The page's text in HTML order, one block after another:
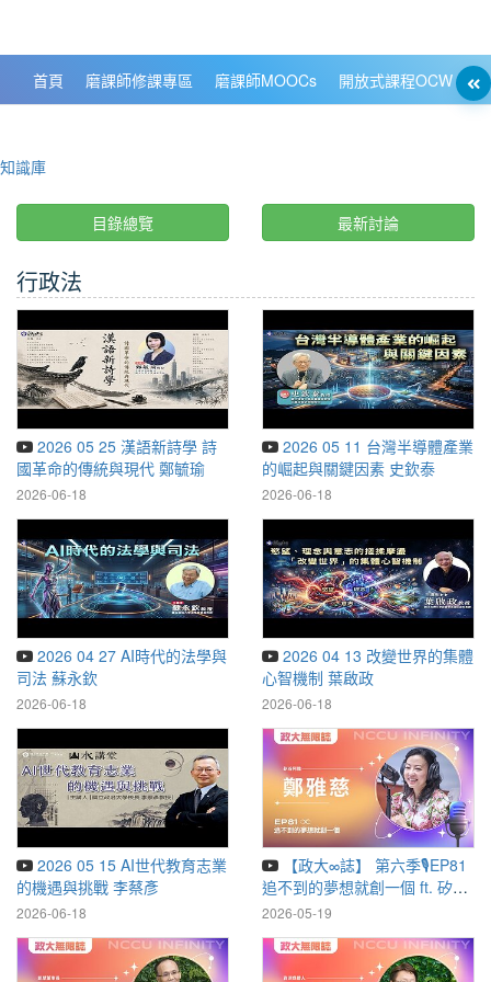
首頁 磨課師修課專區 磨課師MOOCs 開放式課程OCW
知識庫
目錄總覽 最新討論
行政法
2026 05 25 漢語新詩學 詩
國革命的傳統與現代 鄭毓瑜
2026-06-18
2026 05 11 台灣半導體產業
的崛起與關鍵因素 史欽泰
2026-06-18
2026 04 27 AI時代的法學與
司法 蘇永欽
2026-06-18
2026 04 13 改變世界的集體
心智機制 葉啟政
2026-06-18
2026 05 15 AI世代教育志業
的機遇與挑戰 李蔡彥
2026-06-18
追不到的夢想就創一個 ft. 矽谷
阿雅 鄭雅慈
2026-05-19